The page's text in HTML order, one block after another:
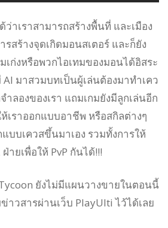
ว่าเราสามารถสร้างพื้นที่ และเมือง
สร้างจุดเกิดมอนสเตอร์ และก็ยัง
ก่งหรือพวกไอเทมของมอนได้อิสระ
มาสวมบทเป็นผู้เล่นต้องมาทำเคว
ลองของเรา แถมเกมยังมีลูกเล่นอีก
เราออกแบบอาชีพ หรือสกิลต่างๆ
บบเควสขึ้นมาเอง รวมทั้งการให้
ายเพื่อให้ PvP กันได้!!!
Tycoon ยังไม่มีแผนวางขายในตอนนี้
าวสารผ่านเว็บ PlayUlti ไว้ได้เลย